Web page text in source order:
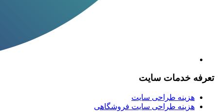
تعرفه خدمات سایت
هزینه طراحی سایت
هزینه طراحی سایت فروشگاهی